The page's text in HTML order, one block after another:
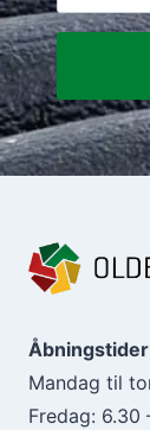
Mandag til
Fredag: 6.30